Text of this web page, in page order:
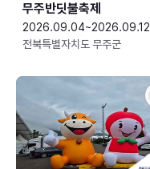
무주반딧불축제
2026.09.04~2026.09.12
전북특별자치도 무주군